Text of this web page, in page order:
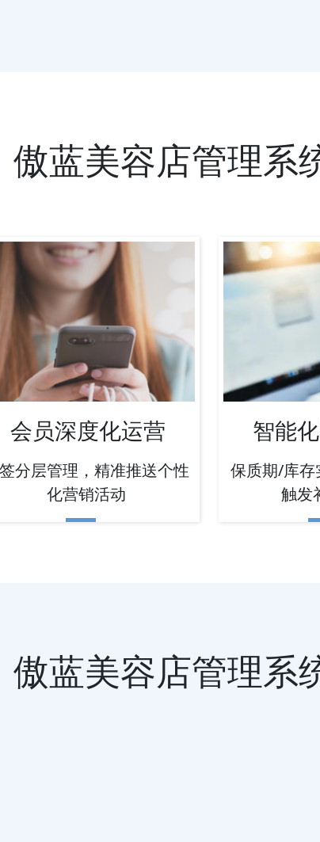
傲蓝美容店管理系
会员深度化运营
分层管理，精准推送个性
化营销活动
智能
保质期/库存
触发
傲蓝美容店管理系